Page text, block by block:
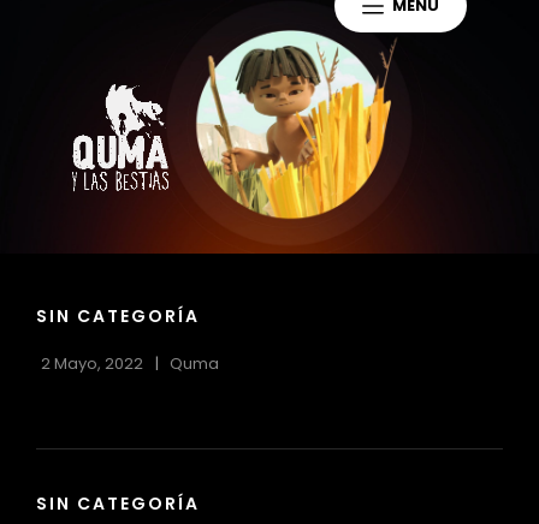
QUMA Y LAS
BESTIAS
Proyecto Educativo Sobre
Paleontología Y Arqueología
Sudamericana.
MENÚ
CAT
SIN CATEGORÍA
2 Mayo, 2022 Quma
CAT
SIN CATEGORÍA